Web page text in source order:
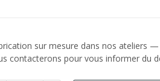
sur mesure dans nos ateliers
contacterons pour vous informer du